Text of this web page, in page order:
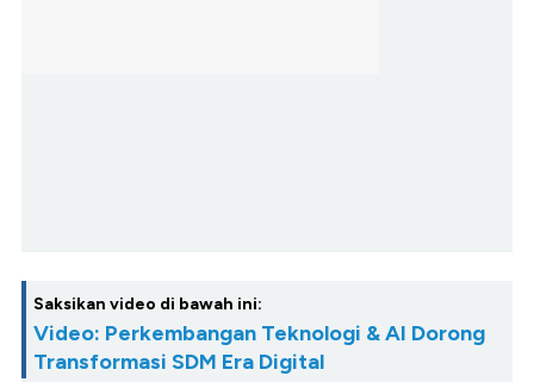
Saksikan video di bawah ini:
Video: Perkembangan Teknologi & AI Dorong
Transformasi SDM Era Digital